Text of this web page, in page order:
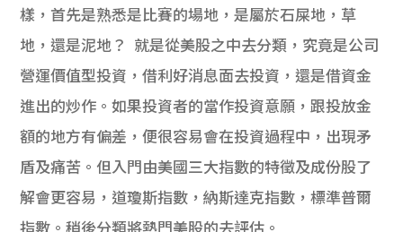
樣， 首先是熟悉是比賽的場地，是屬於石屎地，草
地，還是泥地？ 就是從美股之中去分類，究竟是公司
營運價值型投資，借利好消息面去投資，還是借資金
進出的炒作。如果投資者的當作投資意願，跟投放金
額的地方有偏差，便很容易會在投資過程中，出現矛
盾及痛苦。但入門由美國三大指數的特徵及成份股了
解會更容易，道瓊斯指數，納斯達克指數，標準普爾